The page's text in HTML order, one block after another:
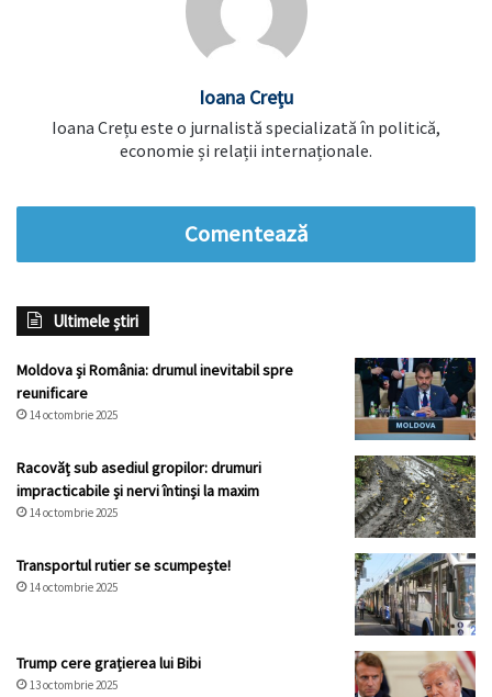
Ioana Crețu
Ioana Crețu este o jurnalistă specializată în politică,
economie și relații internaționale.
Comentează
Ultimele știri
Moldova și România: drumul inevitabil spre
reunificare
14 octombrie 2025
Racovăț sub asediul gropilor: drumuri
impracticabile și nervi întinși la maxim
14 octombrie 2025
Transportul rutier se scumpește!
14 octombrie 2025
Trump cere grațierea lui Bibi
13 octombrie 2025